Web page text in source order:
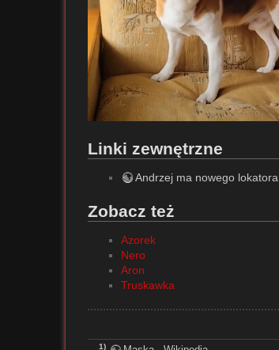
Linki zewnętrzne
Andrzej ma nowego lokatora
Zobacz też
Azorek
Nero
Aron
Truskawka
1)